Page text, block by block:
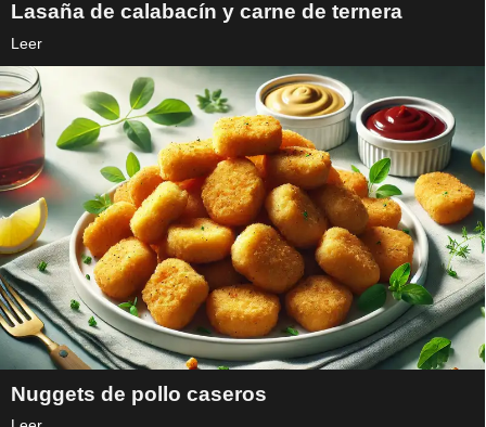
Lasaña de calabacín y carne de ternera
Leer
Nuggets de pollo caseros